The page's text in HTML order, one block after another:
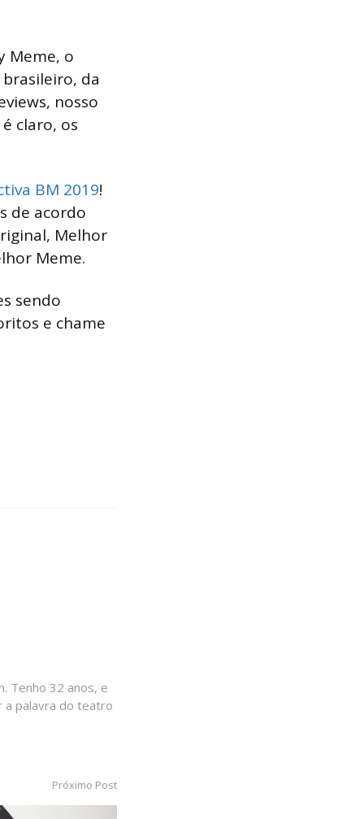
Meme, o
da
nosso
claro, os
BM 2019!
de acordo
Melhor
Meme.
sendo
e chame
Tenho 32 anos, e
a palavra do teatro
Próximo Post